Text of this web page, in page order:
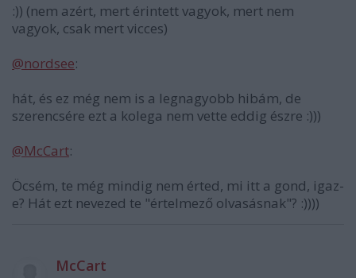
:)) (nem azért, mert érintett vagyok, mert nem
vagyok, csak mert vicces)
@nordsee:
hát, és ez még nem is a legnagyobb hibám, de
szerencsére ezt a kolega nem vette eddig észre :)))
@McCart:
Öcsém, te még mindig nem érted, mi itt a gond, igaz-
e? Hát ezt nevezed te "értelmező olvasásnak"? :))))
McCart